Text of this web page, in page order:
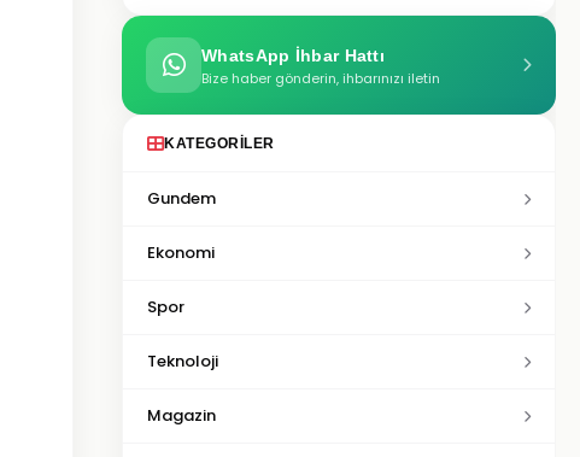
WhatsApp İhbar Hattı
Bize haber gönderin, ihbarınızı iletin
KATEGORILER
Gundem
Ekonomi
Spor
Teknoloji
Magazin